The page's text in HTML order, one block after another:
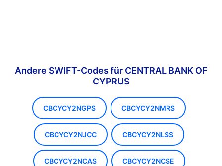
Andere SWIFT-Codes für CENTRAL BANK OF
CYPRUS
CBCYCY2NGPS CBCYCY2NMRS
CBCYCY2NJCC CBCYCY2NLSS
CBCYCY2NCAS CBCYCY2NCSE